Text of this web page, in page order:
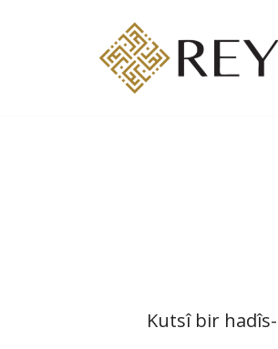
Kutsî bir